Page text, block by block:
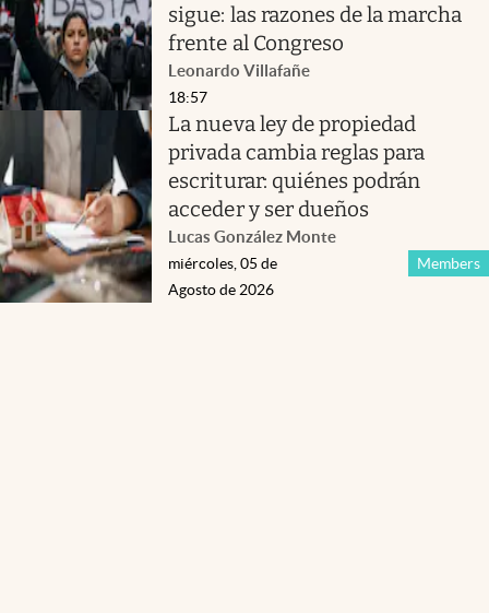
sigue: las razones de la marcha
frente al Congreso
Leonardo Villafañe
18:57
La nueva ley de propiedad
privada cambia reglas para
escriturar: quiénes podrán
acceder y ser dueños
Lucas González Monte
Members
miércoles, 05 de
Agosto de 2026